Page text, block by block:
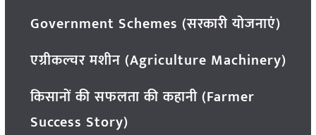
Government Schemes (सरकारी योजनाएं)
एग्रीकल्चर मशीन (Agriculture Machinery)
किसानों की सफलता की कहानी (Farmer
Success Story)